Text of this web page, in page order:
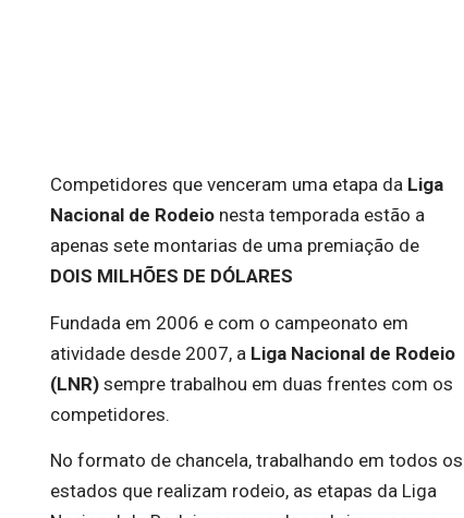
Competidores que venceram uma etapa da Liga
Nacional de Rodeionesta temporada estão a
apenas sete montarias de uma premiação de
DOIS MILHÕES DE DÓLARES
Fundada em 2006 e com o campeonato em
atividade desde 2007, a Liga Nacional de Rodeio
(LNR)sempre trabalhou em duas frentes com os
competidores.
No formato de chancela, trabalhando em todos os
estados que realizam rodeio, as etapas da Liga